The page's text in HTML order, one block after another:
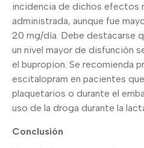
incidencia de dichos efectos
administrada, aunque fue
20 mg/día. Debe destacarse
un nivel mayor de disfunción
el bupropion. Se recomienda
escitalopram en pacientes
plaquetarios o durante el
uso de la droga durante la
Conclusión